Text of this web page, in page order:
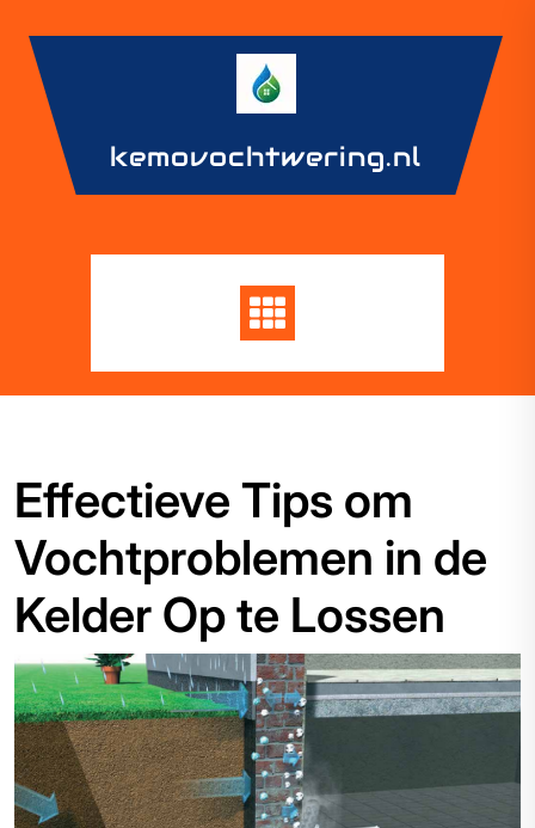
content
kemovochtwering.nl
Effectieve Tips om
Vochtproblemen in de
Kelder Op te Lossen